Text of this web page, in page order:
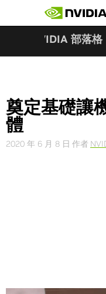
NVIDIA 部落格
奠定基礎讓
體
2020 年 6 月 8 日 作者